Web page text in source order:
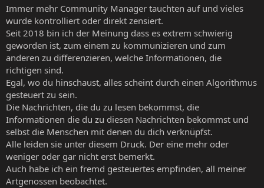
Immer mehr Community Manager tauchten auf und vieles
wurde kontrolliert oder direkt zensiert.
Seit 2018 bin ich der Meinung dass es extrem schwierig
geworden ist, zum einem zu kommunizieren und zum
anderen zu differenzieren, welche Informationen, die
richtigen sind.
Egal, wo du hinschaust, alles scheint durch einen Algorithmus
gesteuert zu sein.
Die Nachrichten, die du zu lesen bekommst, die
Informationen die du zu diesen Nachrichten bekommst und
selbst die Menschen mit denen du dich verknüpfst.
Alle leiden sie unter diesem Druck. Der eine mehr oder
weniger oder gar nicht erst bemerkt.
Auch habe ich ein fremd gesteuertes empfinden, all meiner
Artgenossen beobachtet.